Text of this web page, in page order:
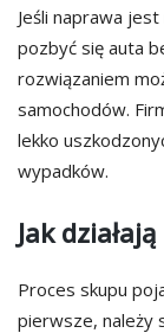
Jeśli naprawa
pozbyć się auta
rozwiązaniem
samochodów.
lekko
wypadków.
Jak
Proces skupu
pierwsze, należy